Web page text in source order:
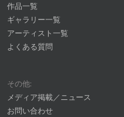
作品一覧
ギャラリー一覧
アーティスト一覧
よくある質問
その他:
メディア掲載／ニュース
お問い合わせ